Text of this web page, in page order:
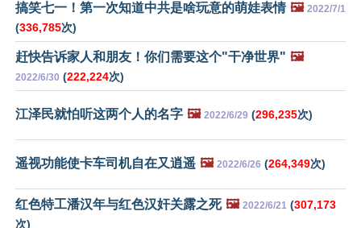
搞笑七一！第一次知道中共是啥玩意的萌娃表情 🖼️ 2022/7/1
(336,785次)
赶快告诉家人和朋友！你们需要这个"干净世界" 🖼️
2022/6/30 (222,224次)
江泽民就怕听这两个人的名字 🖼️ 2022/6/29 (296,235次)
遥视功能使卡车司机自在又逍遥 🖼️ 2022/6/26 (264,349次)
红色特工潘汉年与红色汉奸关露之死 🖼️ 2022/6/21 (307,173
次)